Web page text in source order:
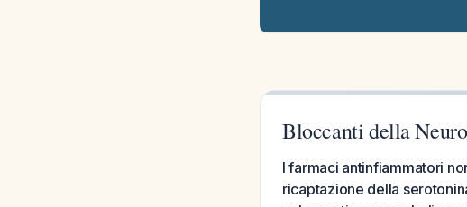
Bloccanti della
I farmaci antinfiammatori
ricaptazione della